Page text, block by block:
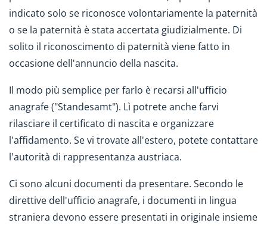
indicato solo se riconosce volontariamente la paternità
o se la paternità è stata accertata giudizialmente. Di
solito il riconoscimento di paternità viene fatto in
occasione dell'annuncio della nascita.
Il modo più semplice per farlo è recarsi all'ufficio
anagrafe ("Standesamt"). Lì potrete anche farvi
rilasciare il certificato di nascita e organizzare
l'affidamento. Se vi trovate all'estero, potete contattare
l'autorità di rappresentanza austriaca.
Ci sono alcuni documenti da presentare. Secondo le
direttive dell'ufficio anagrafe, i documenti in lingua
straniera devono essere presentati in originale insieme